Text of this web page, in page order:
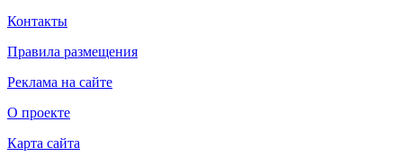
Контакты
Правила размещения
Реклама на сайте
О проекте
Карта сайта